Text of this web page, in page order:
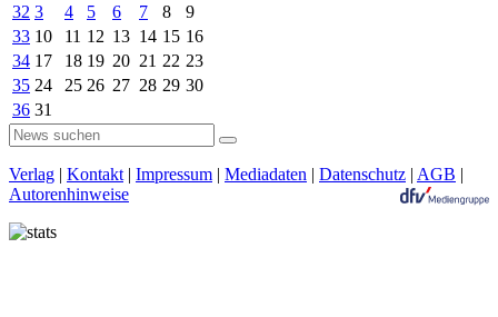
32 3 4 5 6 7 8
9
33 10 11 12 13 14 15 16
34 17 18 19 20 21 22 23
35 24 25 26 27 28 29 30
36 31
Verlag | Kontakt | Impressum | Mediadaten | Datenschutz | AGB |
Autorenhinweise